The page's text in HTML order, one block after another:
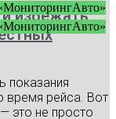
избежать
показания
время рейса. Вот
это не просто